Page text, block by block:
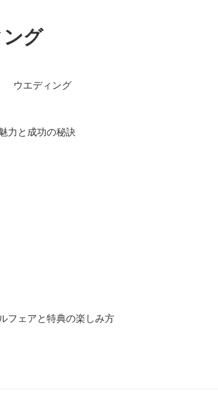
グ
ウエディング
力と成功の秘訣
フェアと特典の楽しみ方